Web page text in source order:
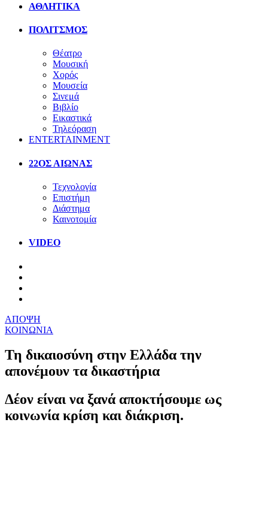
ΑΘΛΗΤΙΚΑ
ΠΟΛΙΤΣΜΟΣ
Θέατρο
Μουσική
Χορός
Μουσεία
Σινεμά
Βιβλίο
Εικαστικά
Τηλεόραση
ENTERTAINMENT
22ΟΣ ΑΙΩΝΑΣ
Τεχνολογία
Επιστήμη
Διάστημα
Καινοτομία
VIDEO
ΑΠΟΨΗ
ΚΟΙΝΩΝΙΑ
Τη δικαιοσύνη στην Ελλάδα την
απονέμουν τα δικαστήρια
Δέον είναι να ξανά αποκτήσουμε ως
κοινωνία κρίση και διάκριση.